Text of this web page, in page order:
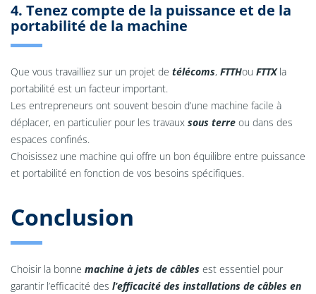
4. Tenez compte de la puissance et de la
portabilité de la machine
Que vous travailliez sur un projet de télécoms, FTTHou FTTXla
portabilité est un facteur important.
Les entrepreneurs ont souvent besoin d’une machine facile à
déplacer, en particulier pour les travaux sous terre ou dans des
espaces confinés.
Choisissez une machine qui offre un bon équilibre entre puissance
et portabilité en fonction de vos besoins spécifiques.
Conclusion
Choisir la bonne machine à jets de câbles est essentiel pour
garantir l’efficacité des l’efficacité des installations de câbles en